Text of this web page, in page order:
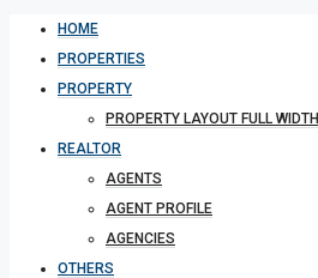
HOME
PROPERTIES
PROPERTY
PROPERTY LAYOUT FULL WIDTH
REALTOR
AGENTS
AGENT PROFILE
AGENCIES
OTHERS